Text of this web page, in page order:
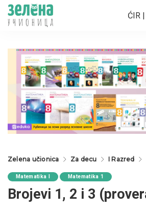
ĆIR |
Zelena učionica Za decu I Razred
Matematika I Matematika 1
Brojevi 1, 2 i 3